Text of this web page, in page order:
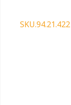
SKU.94.21.422